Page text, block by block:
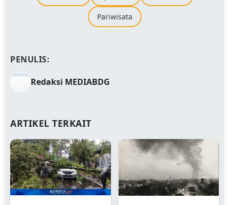
Pariwisata
PENULIS:
Redaksi MEDIABDG
ARTIKEL TERKAIT